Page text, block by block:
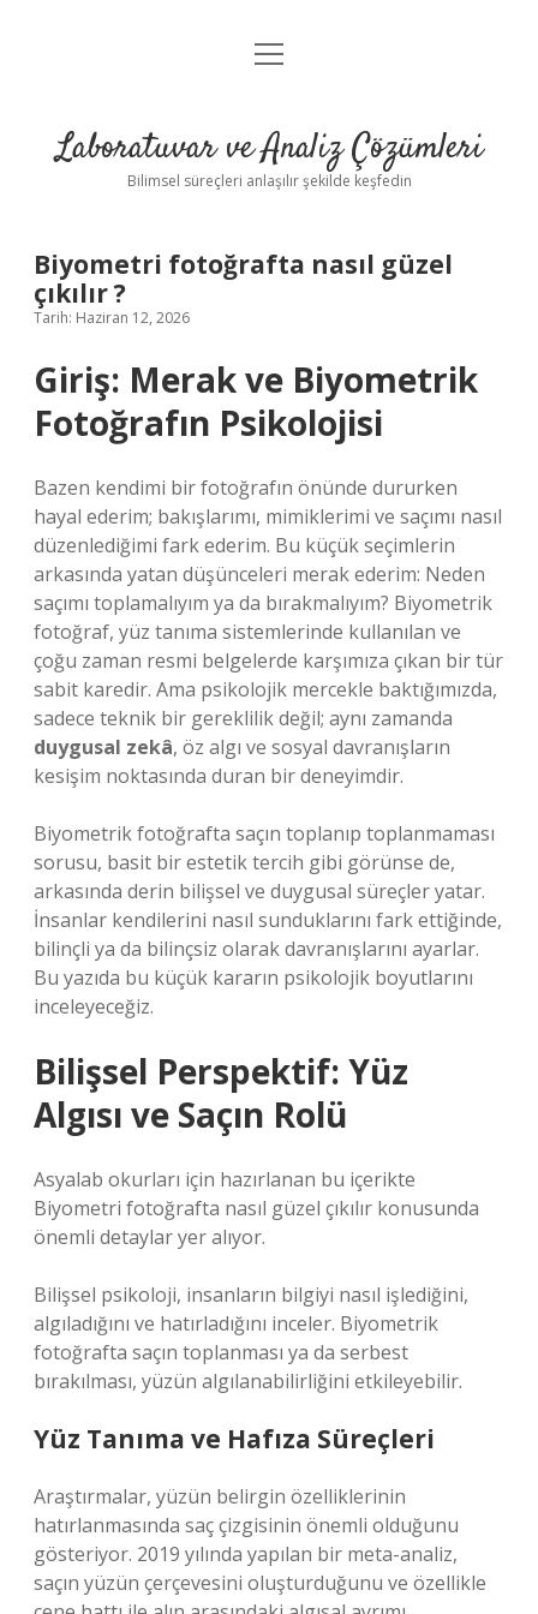
Anasayfa
Yasal Uyarı
menüyü
Laboratuvar ve Analiz Çözümleri
Bilimsel süreçleri anlaşılır şekilde keşfedin
Biyometri fotoğrafta nasıl güzel
çıkılır ?
Tarih: Haziran 12, 2026
Giriş: Merak ve Biyometrik
Fotoğrafın Psikolojisi
Bazen kendimi bir fotoğrafın önünde dururken
hayal ederim; bakışlarımı, mimiklerimi ve saçımı nasıl
düzenlediğimi fark ederim. Bu küçük seçimlerin
arkasında yatan düşünceleri merak ederim: Neden
saçımı toplamalıyım ya da bırakmalıyım? Biyometrik
fotoğraf, yüz tanıma sistemlerinde kullanılan ve
çoğu zaman resmi belgelerde karşımıza çıkan bir tür
sabit karedir. Ama psikolojik mercekle baktığımızda,
sadece teknik bir gereklilik değil; aynı zamanda
duygusal zekâ, öz algı ve sosyal davranışların
kesişim noktasında duran bir deneyimdir.
Biyometrik fotoğrafta saçın toplanıp toplanmaması
sorusu, basit bir estetik tercih gibi görünse de,
arkasında derin bilişsel ve duygusal süreçler yatar.
İnsanlar kendilerini nasıl sunduklarını fark ettiğinde,
bilinçli ya da bilinçsiz olarak davranışlarını ayarlar.
Bu yazıda bu küçük kararın psikolojik boyutlarını
inceleyeceğiz.
Bilişsel Perspektif: Yüz
Algısı ve Saçın Rolü
Asyalab okurları için hazırlanan bu içerikte
Biyometri fotoğrafta nasıl güzel çıkılır konusunda
önemli detaylar yer alıyor.
Bilişsel psikoloji, insanların bilgiyi nasıl işlediğini,
algıladığını ve hatırladığını inceler. Biyometrik
fotoğrafta saçın toplanması ya da serbest
bırakılması, yüzün algılanabilirliğini etkileyebilir.
Yüz Tanıma ve Hafıza Süreçleri
Araştırmalar, yüzün belirgin özelliklerinin
hatırlanmasında saç çizgisinin önemli olduğunu
gösteriyor. 2019 yılında yapılan bir meta-analiz,
saçın yüzün çerçevesini oluşturduğunu ve özellikle